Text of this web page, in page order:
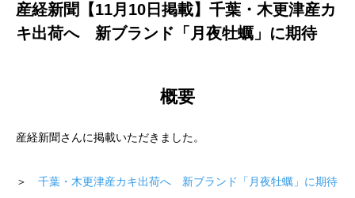
産経新聞【11月10日掲載】千葉・木更津産カ
キ出荷へ 新ブランド「月夜牡蠣」に期待
概要
産経新聞さんに掲載いただきました。
＞ 千葉・木更津産カキ出荷へ 新ブランド「月夜牡蠣」に期待